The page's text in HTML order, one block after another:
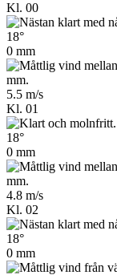
Kl. 00
18°
0 mm
5.5 m/s
Kl. 01
18°
0 mm
4.8 m/s
Kl. 02
18°
0 mm